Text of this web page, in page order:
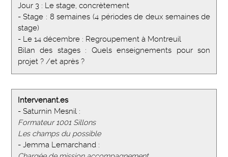
Jour 3 : Le stage, concrètement
- Stage : 8 semaines (4 périodes de deux semaines de
stage)
- Le 14 décembre : Regroupement à Montreuil
Bilan des stages : Quels enseignements pour son
projet ? /et après ?
Intervenant.es
- Saturnin Mesnil :
Formateur 1001 Sillons
Les champs du possible
- Jemma Lemarchand :